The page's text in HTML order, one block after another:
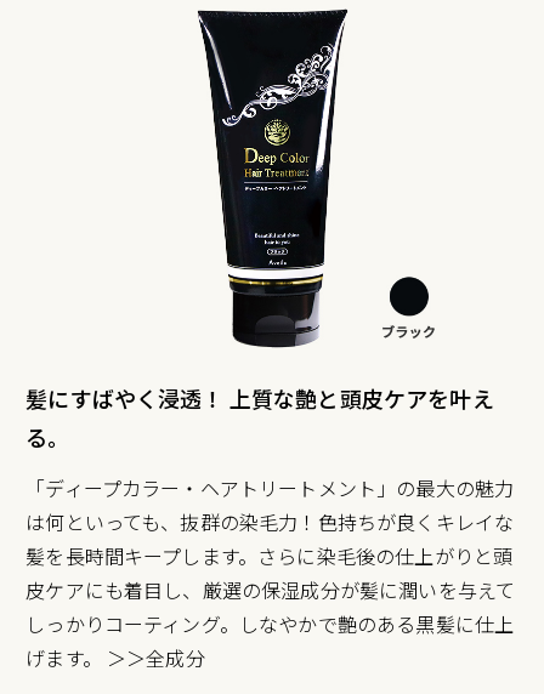
髪にすばやく浸透！ 上質な艶と頭皮ケアを叶え
る。
「ディープカラー・ヘアトリートメント」の最大の魅力
は何といっても、抜群の染毛力！色持ちが良くキレイな
髪を長時間キープします。さらに染毛後の仕上がりと頭
皮ケアにも着目し、厳選の保湿成分が髪に潤いを与えて
しっかりコーティング。しなやかで艶のある黒髪に仕上
げます。 ＞＞全成分